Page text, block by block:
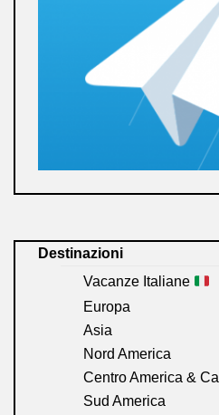
Destinazioni
Vacanze Italiane
Europa
Asia
Nord America
Centro America &
Sud America